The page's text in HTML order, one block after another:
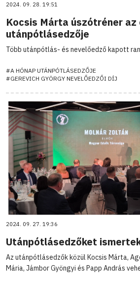
2024. 09. 28. 19:51
Kocsis Márta úszótréner az
utánpótlásedzője
Több utánpótlás- és nevelőedző kapott
#A HÓNAP UTÁNPÓTLÁSEDZŐJE
#GEREVICH GYÖRGY NEVELŐEDZŐI DÍJ
2024. 09. 27. 19:36
Utánpótlásedzőket
Az utánpótlásedzők közül Kocsis Márta,
Mária, Jámbor Gyöngyi és Papp András